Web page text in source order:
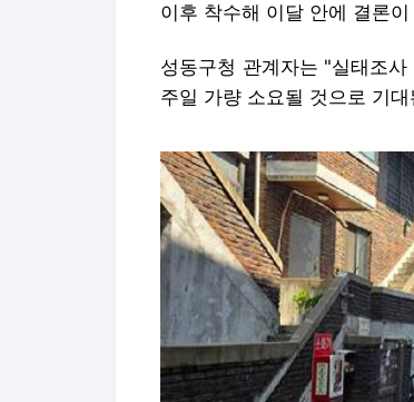
이후 착수해 이달 안에 결론
성동구청 관계자는 "실태조
주일 가량 소요될 것으로 기